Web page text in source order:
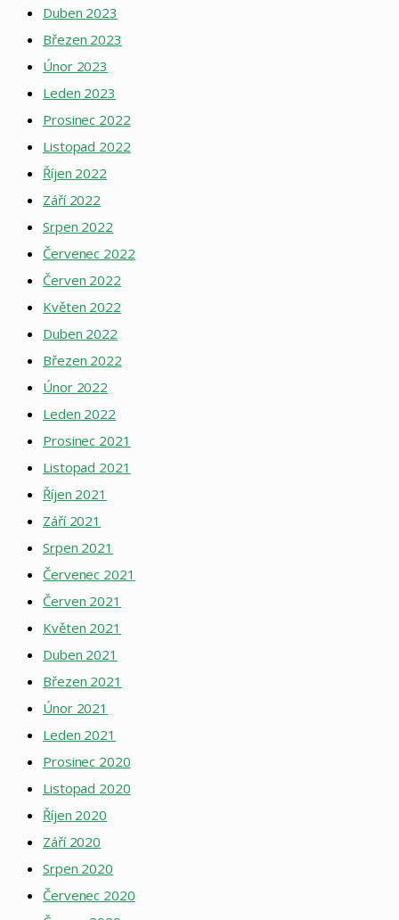
Duben 2023
Březen 2023
Únor 2023
Leden 2023
Prosinec 2022
Listopad 2022
Říjen 2022
Září 2022
Srpen 2022
Červenec 2022
Červen 2022
Květen 2022
Duben 2022
Březen 2022
Únor 2022
Leden 2022
Prosinec 2021
Listopad 2021
Říjen 2021
Září 2021
Srpen 2021
Červenec 2021
Červen 2021
Květen 2021
Duben 2021
Březen 2021
Únor 2021
Leden 2021
Prosinec 2020
Listopad 2020
Říjen 2020
Září 2020
Srpen 2020
Červenec 2020